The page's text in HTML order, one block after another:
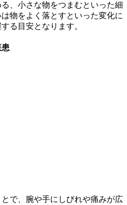
、小さな物をつまむといった細
物をよく落とすといった変化に
る目安となります。
で、腕や手にしびれや痛みが広